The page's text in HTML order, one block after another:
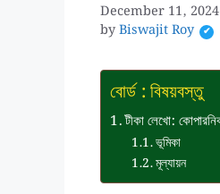
December 11, 2024
byBiswajit Roy
বোর্ড : বিষয়বস্তু
টীকা লেখো:
ভূমিকা
মূল্যায়ন